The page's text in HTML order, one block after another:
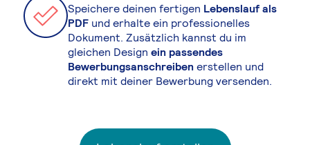
Speichere deinen fertigen Lebenslauf als
PDF und erhalte ein professionelles
Dokument. Zusätzlich kannst du im
gleichen Design ein passendes
Bewerbungsanschreibenerstellen und
direkt mit deiner Bewerbung versenden.